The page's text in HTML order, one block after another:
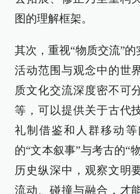
图的理解框架。
其次，重视“物质交流”
活动范围与观念中的世
质文化交流深度密不可
等，可以提供关于古代
礼制借鉴和人群移动
的“文本叙事”与考古的“
历史纵深中，观察文明
流动、碰撞与融合，才